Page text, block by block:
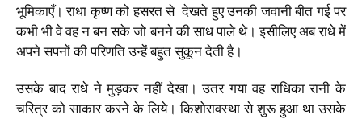
भूमिकाएँ। राधा कृष्ण को हसरत से देखते हुए उनकी जवानी बीत गई पर
कभी भी वे वह न बन सके जो बनने की साध पाले थे। इसीलिए अब राधे में
अपने सपनों की परिणति उन्हें बहुत सुकून देती है।
उसके बाद राधे ने मुड़कर नहीं देखा। उतर गया वह राधिका रानी के
चरित्र को साकार करने के लिये। किशोरावस्था से शुरू हुआ था उसके